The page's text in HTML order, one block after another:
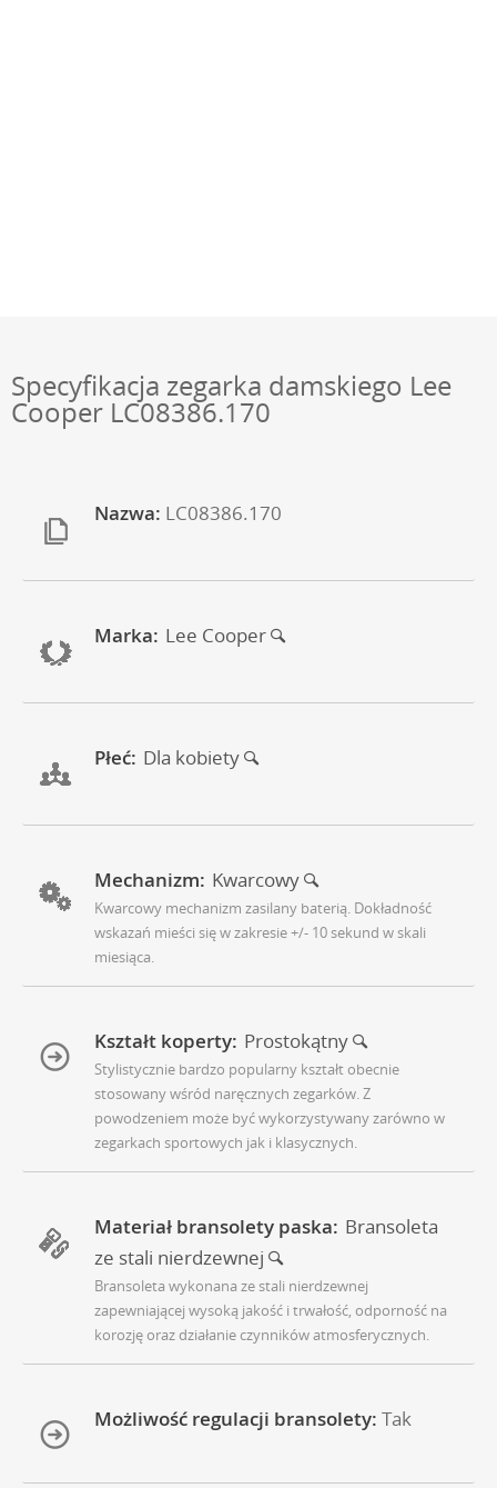
Specyfikacja zegarka damskiego Lee
Cooper LC08386.170
Nazwa: LC08386.170
Marka: Lee Cooper
Płeć: Dla kobiety
Mechanizm: Kwarcowy
Kwarcowy mechanizm zasilany baterią. Dokładność
wskazań mieści się w zakresie +/- 10 sekund w skali
miesiąca.
Kształt koperty: Prostokątny
Stylistycznie bardzo popularny kształt obecnie
stosowany wśród naręcznych zegarków. Z
powodzeniem może być wykorzystywany zarówno w
zegarkach sportowych jak i klasycznych.
Materiał bransolety paska: Bransoleta
ze stali nierdzewnej
Bransoleta wykonana ze stali nierdzewnej
zapewniającej wysoką jakość i trwałość, odporność na
korozję oraz działanie czynników atmosferycznych.
Możliwość regulacji bransolety: Tak